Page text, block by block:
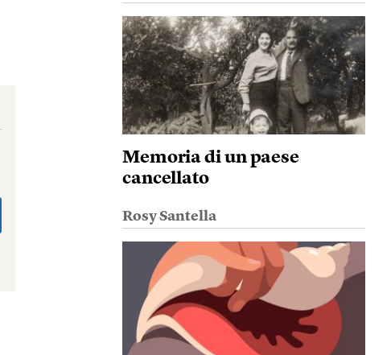
Memoria di un paese
cancellato
Rosy Santella